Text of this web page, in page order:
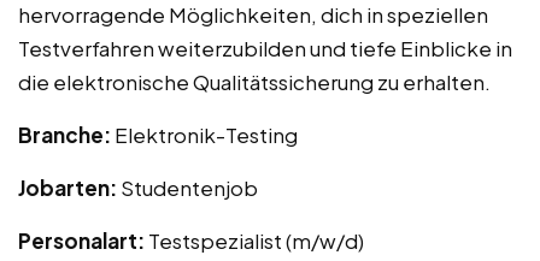
hervorragende Möglichkeiten, dich in speziellen
Testverfahren weiterzubilden und tiefe Einblicke in
die elektronische Qualitätssicherung zu erhalten.
Branche: Elektronik-Testing
Jobarten: Studentenjob
Personalart: Testspezialist (m/w/d)